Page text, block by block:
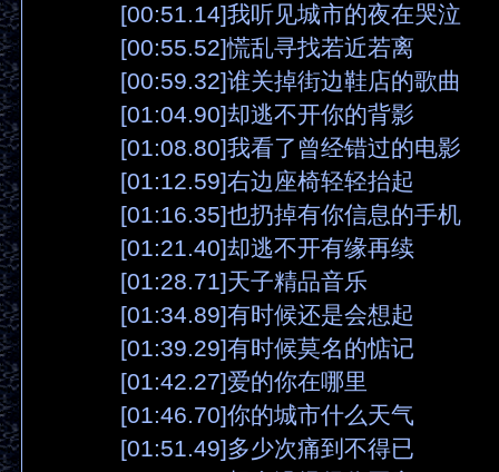
[00:51.14]我听见城市的夜在哭泣
[00:55.52]慌乱寻找若近若离
[00:59.32]谁关掉街边鞋店的歌曲
[01:04.90]却逃不开你的背影
[01:08.80]我看了曾经错过的电影
[01:12.59]右边座椅轻轻抬起
[01:16.35]也扔掉有你信息的手机
[01:21.40]却逃不开有缘再续
[01:28.71]天子精品音乐
[01:34.89]有时候还是会想起
[01:39.29]有时候莫名的惦记
[01:42.27]爱的你在哪里
[01:46.70]你的城市什么天气
[01:51.49]多少次痛到不得已